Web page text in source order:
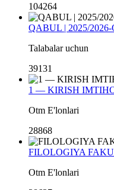
104264
QABUL | 2025/
Talabalar uchun
39131
1 — KIRISH
Otm E'lonlari
28868
FILOLOGIYA
Otm E'lonlari